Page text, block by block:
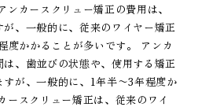
カースクリュー矯正の費用は、
、一般的に、従来のワイヤー矯正
度かかることが多いです。 アンカ
、歯並びの状態や、使用する矯正
が、一般的に、1年半〜3年程度か
ースクリュー矯正は、従来のワイ